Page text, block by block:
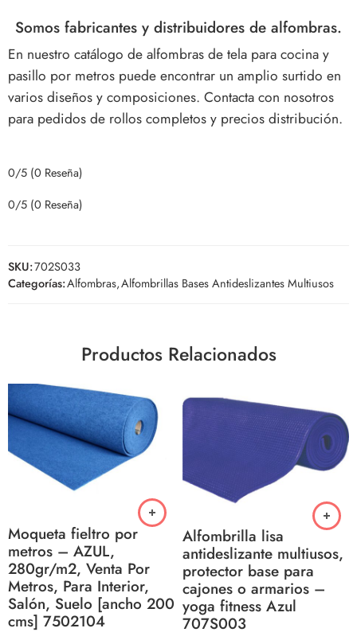
Somos fabricantes y distribuidores de alfombras.
En nuestro catálogo de alfombras de tela para cocina y
pasillo por metros puede encontrar un amplio surtido en
varios diseños y composiciones. Contacta con nosotros
para pedidos de rollos completos y precios distribución.
0/5 (0 Reseña)
0/5 (0 Reseña)
SKU:702S033
Categorías:Alfombras,Alfombrillas Bases Antideslizantes Multiusos
Productos Relacionados
Moqueta fieltro por
metros – AZUL,
280gr/m2, Venta Por
Metros, Para Interior,
Salón, Suelo [ancho 200
cms] 7502104
Alfombrilla lisa
antideslizante multiusos,
protector base para
cajones o armarios –
yoga fitness Azul
707S003